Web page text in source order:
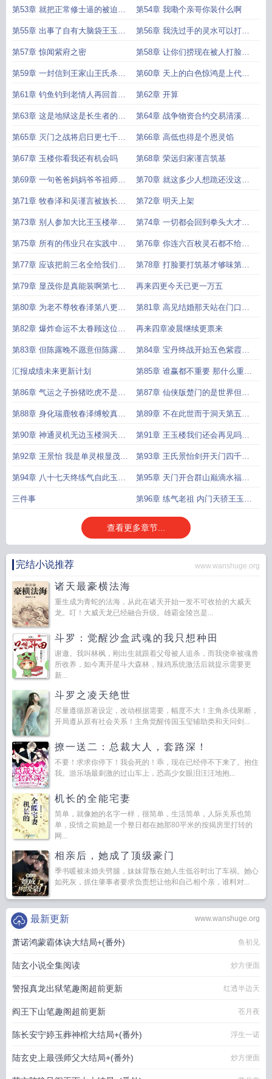
定有黑幕
第53章 就把正常修士逼的被迫与
劫修共舞
第54章 我嘞个亲哥你装什么啊
第55章 出事了自有大脑袋王玉楼
负责
第56章 我洗过手的灵水可以打包
带走吗
第57章 惊闻紫府之密 第58章 让你们捞现在被人打脸了
还手都还
第59章 一封信到王家山王氏杀神
再出山
第60章 天上的白色惊鸿是上代王
氏天才的豪
第61章 钓鱼钓到老情人再回首已
百年身
第62章 开算
第63章 这是地狱这是长生者的养
殖场日更
第64章 战争物资合约交易清溪坊
赛马盛会
第65章 灭门之战将启日更七千五
求月票
第66章 高低也得是个恩灵馅
第67章 玉楼你看我还有机会吗 第68章 荣远归家谨言筑基
第69章 一句爸爸妈妈爷爷祖师我
要事业
第70章 就这多少人想跪还没这门
子呢
第71章 牧春泽和吴谨言被族长砍
得连脚后跟都
第72章 明天上架
第73章 别人参加大比王玉楼举行
大比第一
第74章 一切都会回到拳头大才是
硬道理的点
第75章 所有的伟业只在实践中创
造第三更
第76章 你连六百枚灵石都不给我
第四更
第77章 应该把前三名全给我们王
氏的人第五
第78章 打脸要打筑基才够味第六
更码道
第79章 显茂你是真能装啊第七更
我意
再来四更今天已更一万五
第80章 为老不尊牧春泽第八更我
还能继
第81章 高见结婚那天站在门口听
镇守修士教
第82章 爆炸命运不太眷顾这位母
亲第十更
再来四章凌晨继续更票来
第83章 但陈露晚不愿意但陈露晚
不接受第十
第84章 宝丹终战开始五色紫霞气
第十二
汇报成绩未来更新计划 第85章 谁赢都不重要 那什么重要
第一更
第86章 气运之子扮猪吃虎不是有
大修士在
第87章 仙侠版楚门的是世界但玉
楼是楚门
第88章 身化瑞鹿牧春泽缚蛟真人
盘云间
第89章 不在此世而于洞天第五更
日更
第90章 神通灵机无边玉楼洞天八
问第一
第91章 王玉楼我们还会再见吗第
二
第92章 王景怡 我是单灵根显茂你
知道的
第93章 王氏景怡剑开天门四千字
日更
第94章 八十七天终练气自此玉楼
向东游又
第95章 天门开合群山巅滴水福地
妙无限第
三件事 第96章 练气老祖 内门天骄王玉楼
初斗妖兽
查看更多章节...
完结小说推荐 www.wanshuge.org
诸天最豪横法海
重生成为青蛇的法海，从此在诸天开始一发不可收拾的大威天
龙。叮！大威天龙已经融合升级。雄霸金陵岂是...
斗罗：觉醒沙盒武魂的我只想种田
谢邀。我叫林枫，刚出生就跟着父母被人追杀，而我侥幸被魂兽
所收养，如今离开星斗大森林，辣鸡系统激活后就提示需要更
新...
斗罗之凌天绝世
尽量遵循原著设定，改动根据需要，幅度不大！主角杀伐果断，
开局遵从原有社会关系！主角觉醒传国玉玺辅助类和天问剑...
撩一送二：总裁大人，套路深！
不要！求求你停下！我会死的！乖，现在已经停不下来了。抱住
我。游乐场最刺激的过山车上，恐高少女眼泪汪汪地抱...
机长的全能宅妻
简单，就像她的名字一样，很简单，生活简单，人际关系也简
单，疫情之前她是一个整日都在她那80平米的按揭房里打转的
网...
相亲后，她成了顶级豪门
季书暖被未婚夫劈腿，妹妹背叛在她人生低谷时出了车祸。她心
如死灰，抓住肇事者要求负责想让他和自己相个亲，谁料对...
www.wanshuge.org
最新更新
萧诺鸿蒙霸体诀大结局+(番外) 鱼初见
陆玄小说全集阅读 炒方便面
警报真龙出狱笔趣阁超前更新 红透半边天
阎王下山笔趣阁超前更新 苍月夜
陈长安宁婷玉葬神棺大结局+(番外) 浮生一诺
陆玄史上最强师父大结局+(番外) 炒方便面